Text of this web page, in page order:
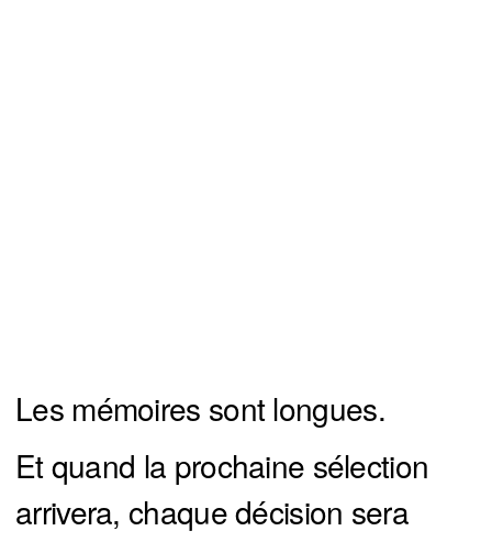
Les mémoires sont longues.
Et quand la prochaine sélection
arrivera, chaque décision sera